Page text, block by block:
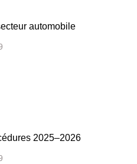
automobile
2025–2026